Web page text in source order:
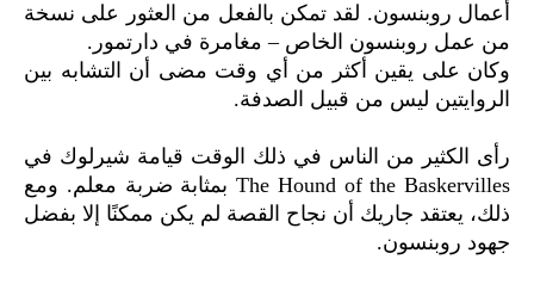
أعمال روبنسون. لقد تمكن بالفعل من العثور على نسخة
من عمل روبنسون الخاص – مغامرة في دارتمور.
وكان على يقين أكثر من أي وقت مضى أن التشابه بين
الروايتين ليس من قبيل الصدفة.
رأى الكثير من الناس في ذلك الوقت قيامة شيرلوك في
The Hound of the Baskervilles بمثابة ضربة معلم. ومع
ذلك، يعتقد جاريك أن نجاح القصة لم يكن ممكنًا إلا بفضل
جهود روبنسون.